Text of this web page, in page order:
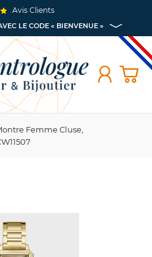
LE CODE « BIENVENUE »
Avis Clients
Femme Cluse,